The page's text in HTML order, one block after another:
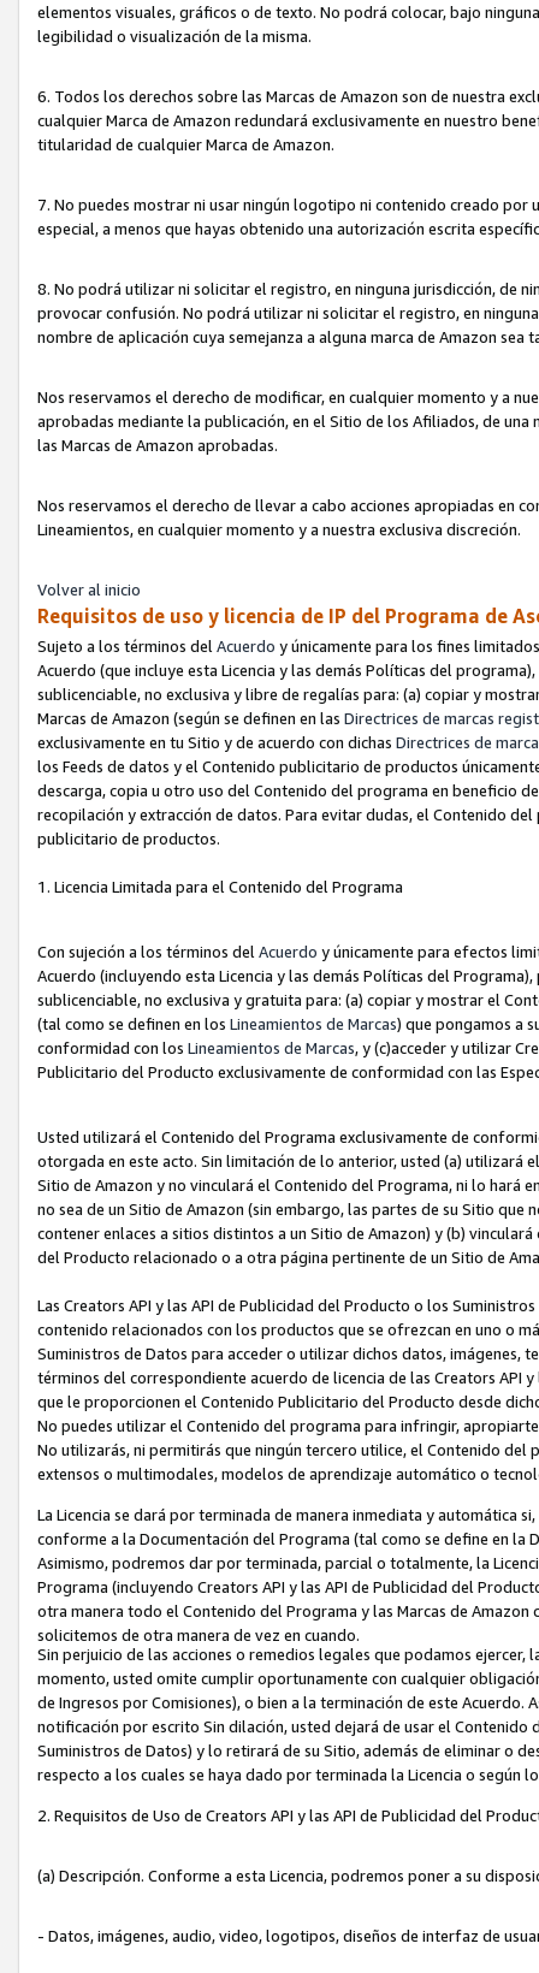
elementos visuales, gráficos o de texto. No podrá colocar, bajo
legibilidad o visualización de la misma.
6. Todos los derechos sobre las Marcas de Amazon son de nuestra
cualquier Marca de Amazon redundará exclusivamente en nuestro
titularidad de cualquier Marca de Amazon.
7. No puedes mostrar ni usar ningún logotipo ni contenido creado por
especial, a menos que hayas obtenido una autorización escrita
8. No podrá utilizar ni solicitar el registro, en ninguna jurisdicción, de
provocar confusión. No podrá utilizar ni solicitar el registro, en
nombre de aplicación cuya semejanza a alguna marca de Amazon
Nos reservamos el derecho de modificar, en cualquier momento y a
aprobadas mediante la publicación, en el Sitio de los Afiliados, de
las Marcas de Amazon aprobadas.
Nos reservamos el derecho de llevar a cabo acciones apropiadas en
Lineamientos, en cualquier momento y a nuestra exclusiva discreción.
Volver al inicio
Requisitos de uso y licencia de IP del Programa de
Sujeto a los términos del Acuerdo y únicamente para los fines
Acuerdo (que incluye esta Licencia y las demás Políticas del
sublicenciable, no exclusiva y libre de regalías para: (a) copiar y
Marcas de Amazon (según se definen en las Directrices de marcas
exclusivamente en tu Sitio y de acuerdo con dichas Directrices de
los Feeds de datos y el Contenido publicitario de productos
descarga, copia u otro uso del Contenido del programa en beneficio
recopilación y extracción de datos. Para evitar dudas, el Contenido
publicitario de productos.
1. Licencia Limitada para el Contenido del Programa
Con sujeción a los términos del Acuerdo y únicamente para efectos
Acuerdo (incluyendo esta Licencia y las demás Políticas del
sublicenciable, no exclusiva y gratuita para: (a) copiar y mostrar el
(tal como se definen en los Lineamientos de Marcas) que pongamos a
conformidad con los Lineamientos de Marcas, y (c)acceder y utilizar
Publicitario del Producto exclusivamente de conformidad con las
Usted utilizará el Contenido del Programa exclusivamente de
otorgada en este acto. Sin limitación de lo anterior, usted (a) utilizará
Sitio de Amazon y no vinculará el Contenido del Programa, ni lo hará
no sea de un Sitio de Amazon (sin embargo, las partes de su Sitio
contener enlaces a sitios distintos a un Sitio de Amazon) y (b)
del Producto relacionado o a otra página pertinente de un Sitio de
Las Creators API y las API de Publicidad del Producto o los
contenido relacionados con los productos que se ofrezcan en uno o
Suministros de Datos para acceder o utilizar dichos datos,
términos del correspondiente acuerdo de licencia de las Creators API
que le proporcionen el Contenido Publicitario del Producto desde
No puedes utilizar el Contenido del programa para infringir,
No utilizarás, ni permitirás que ningún tercero utilice, el Contenido
extensos o multimodales, modelos de aprendizaje automático o
La Licencia se dará por terminada de manera inmediata y automática
conforme a la Documentación del Programa (tal como se define en la
Asimismo, podremos dar por terminada, parcial o totalmente, la
Programa (incluyendo Creators API y las API de Publicidad del
otra manera todo el Contenido del Programa y las Marcas de
solicitemos de otra manera de vez en cuando.
Sin perjuicio de las acciones o remedios legales que podamos
momento, usted omite cumplir oportunamente con cualquier
de Ingresos por Comisiones), o bien a la terminación de este
notificación por escrito Sin dilación, usted dejará de usar el
Suministros de Datos) y lo retirará de su Sitio, además de eliminar o
respecto a los cuales se haya dado por terminada la Licencia o según
2. Requisitos de Uso de Creators API y las API de Publicidad del
(a) Descripción. Conforme a esta Licencia, podremos poner a su
- Datos, imágenes, audio, video, logotipos, diseños de interfaz de